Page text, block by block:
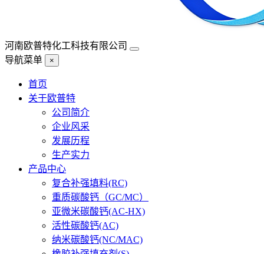
河南欧普特化工科技有限公司
导航菜单
×
首页
关于欧普特
公司简介
企业风采
发展历程
生产实力
产品中心
复合补强填料(RC)
重质碳酸钙（GC/MC）
亚微米碳酸钙(AC-HX)
活性碳酸钙(AC)
纳米碳酸钙(NC/MAC)